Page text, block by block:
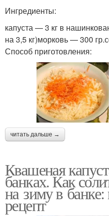
Ингредиенты:
капуста — 3 кг в
на 3,5 кг)морковь — 300
Способ приготовления:
читать дальше →
Квашеная
банках. Как
на зиму в
рецепт